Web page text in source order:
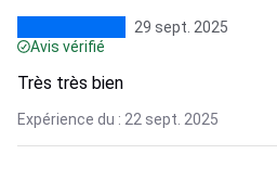
29 sept. 2025
Avis vérifié
Très très bien
Expérience du : 22 sept. 2025